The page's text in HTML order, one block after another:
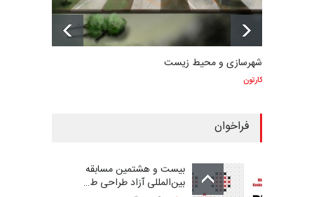
شهرسازی و محیط زیست
کارتون
فراخوان
بیست و هشتمین مسابقه
بین‌المللی آزاد طراحی ط…